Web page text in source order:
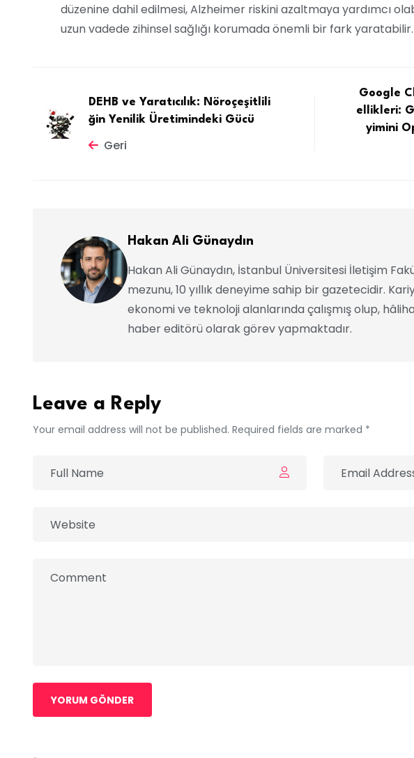
düzenine dahil edilmesi, Alzheimer riskini azaltmaya yardımcı
uzun vadede zihinsel sağlığı korumada önemli bir fark yaratabilir.
DEHB ve Yaratıcılık: Nöroçeşitlili
ğin Yenilik Üretimindeki Gücü
Geri
Google
ellikleri:
yimini
Hakan Ali Günaydın
Hakan Ali Günaydın, İstanbul Üniversitesi İletişim
mezunu, 10 yıllık deneyime sahip bir gazetecidir.
ekonomi ve teknoloji alanlarında çalışmış olup,
haber editörü olarak görev yapmaktadır.
Leave a Reply
Your email address will not be published. Required fields are marked *
YORUM GÖNDER